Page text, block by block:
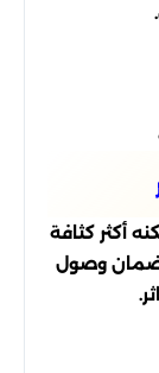
أكثر كثافة
وصول